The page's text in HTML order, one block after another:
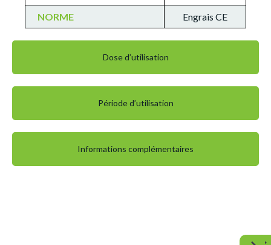
Dose d’utilisation
Période d’utilisation
Informations complémentaires
NORME Engrais CE